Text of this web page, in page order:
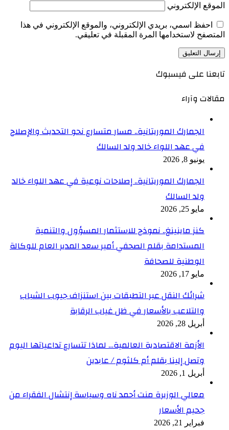
الموقع الإلكتروني
احفظ اسمي، بريدي الإلكتروني، والموقع الإلكتروني في هذا
المتصفح لاستخدامها المرة المقبلة في تعليقي.
تابعنا على فيسبوك
مقالات وآراء
الجمارك الموريتانية.. مسار متسارع نحو التحديث والإصلاح
في عهد اللواء خالد ولد السالك
يونيو 8, 2026
الجمارك الموريتانية.. إصلاحات نوعية في عهد اللواء خالد
ولد السالك
مايو 25, 2026
كنز ماينينغ.. نموذج للاستثمار المسؤول والتنمية
المستدامة بقلم الصحفي أمير سعد المدير العام للوكالة
الوطنية للصحافة
مايو 17, 2026
شرائك النقل عبر التطبقات بين استنزاف جيوب الشباب
والتلاعب بالأسعار في ظل غياب الرقابة
أبريل 28, 2026
الأزمة الاقتصادية العالمية… لماذا تتسارع تداعياتها اليوم
وتصل إلينا بقلم أم كلثوم / عابدين
أبريل 1, 2026
معالي الوزيرة منت أحمد ناه وسياسة إنتشال الفقراء من
جحيم الأسعار
فبراير 21, 2026